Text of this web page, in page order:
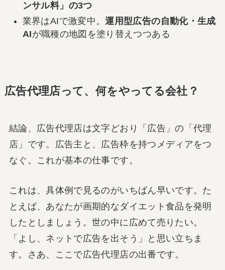
ンサル料」の3つ
業界はAIで激変中。運用型広告の自動化・生成
AIが職種の地図を塗り替えつつある
広告代理店って、何をやってる会社？
結論、広告代理店は文字どおり「広告」の「代理
店」です。広告主と、広告枠を持つメディアをつ
なぐ。これが基本の仕事です。
これは、具体例で見るのがいちばん早いです。た
とえば、あなたが画期的なダイエット食品を発明
したとしましょう。世の中に広めて売りたい。
「よし、ネットで広告を出そう」と思い立ちま
す。さあ、ここで広告代理店の出番です。